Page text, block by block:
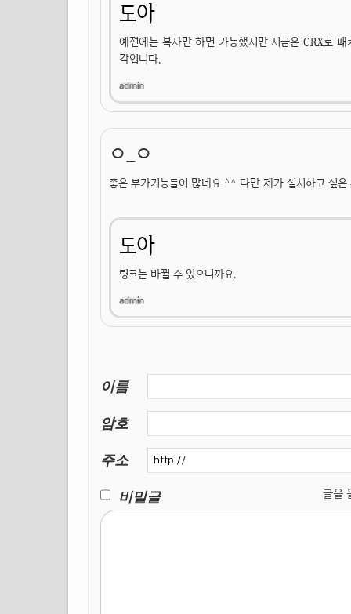
도아
예전에는 복사만 하면 가능했지만 지금은 CRX로
각입니다.
ㅇ_ㅇ
좋은 부가기능들이 많네요 ^^ 다만 제가 설치하고 싶
도아
링크는 바뀔 수 있으니까요.
이름
암호
주소
비밀글
글을